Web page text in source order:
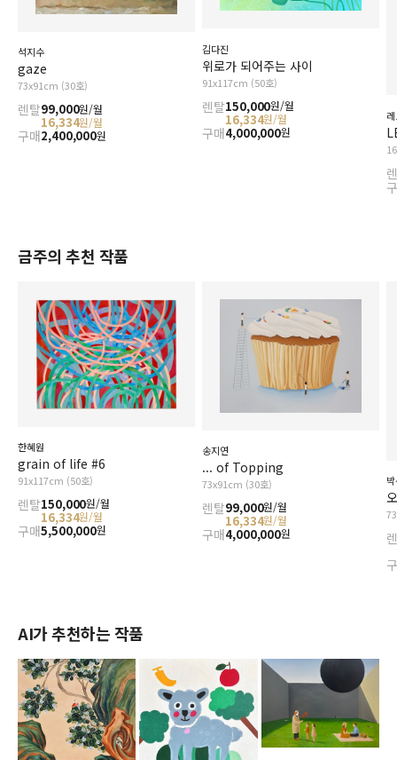
석지수
gaze
73x91cm (30호)
렌탈99,000원/월
16,334원/월
구매2,400,000원
김다진
위로가 되어주는 사이
91x117cm (50호)
렌탈150,000원/월
16,334원/월
구매4,000,000원
금주의 추천 작품
한혜원
grain of life #6
91x117cm (50호)
렌탈150,000원/월
16,334원/월
구매5,500,000원
송지연
... of Topping
73x91cm (30호)
렌탈99,000원/월
16,334원/월
구매4,000,000원
AI가 추천하는 작품